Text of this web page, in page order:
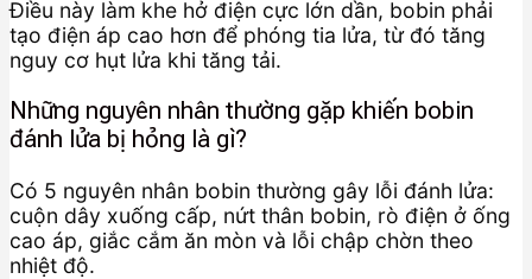
Điều này làm khe hở điện cực lớn dần, bobin phải
tạo điện áp cao hơn để phóng tia lửa, từ đó tăng
nguy cơ hụt lửa khi tăng tải.
Những nguyên nhân thường gặp khiến bobin
đánh lửa bị hỏng là gì?
Có 5 nguyên nhân bobin thường gây lỗi đánh lửa:
cuộn dây xuống cấp, nứt thân bobin, rò điện ở ống
cao áp, giắc cắm ăn mòn và lỗi chập chờn theo
nhiệt độ.